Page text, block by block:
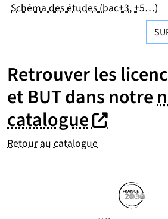
Schéma des études (bac+3, +5…)
Retrouver les
et BUT dans notre
catalogue(nouvelle
(nouvelle
Retour au catalogue